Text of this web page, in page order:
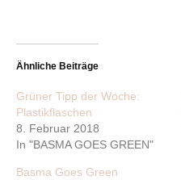
Ähnliche Beiträge
Grüner Tipp der Woche:
Plastikflaschen
8. Februar 2018
In "BASMA GOES GREEN"
Basma Goes Green